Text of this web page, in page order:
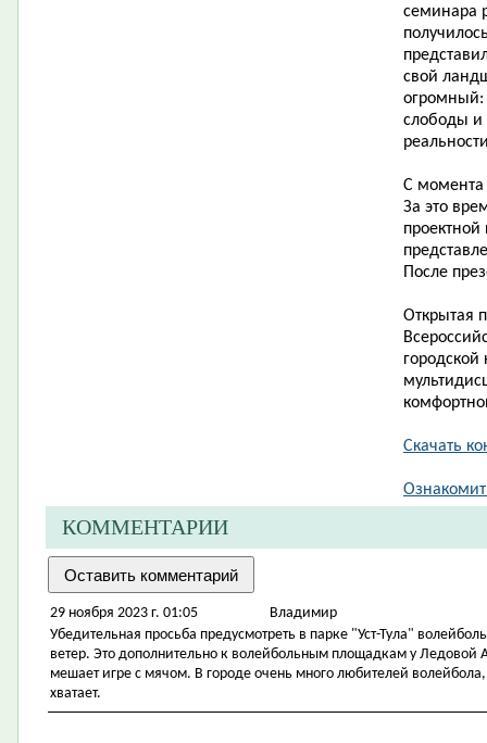
семинара
свой
огромный:
слободы и
С момента
За это
проектной
После
Открытая
Скачать
КОММЕНТАРИИ
29 ноября 2023 г. 01:05
Владимир
Убедительная просьба предусмотреть в парке "Уст-Тула"
ветер. Это дополнительно к волейбольным площадкам у Ледовой
мешает игре с мячом. В городе очень много любителей
хватает.